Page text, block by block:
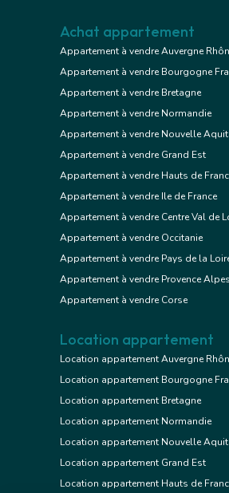
Achat appartement
Appartement à vendre Auvergne
Appartement à vendre Bourgogne
Appartement à vendre Bretagne
Appartement à vendre Normandie
Appartement à vendre Nouvelle
Appartement à vendre Grand Est
Appartement à vendre Hauts de
Appartement à vendre Ile de France
Appartement à vendre Centre Val de
Appartement à vendre Occitanie
Appartement à vendre Pays de la
Appartement à vendre Provence
Appartement à vendre Corse
Location appartement
Location appartement Auvergne
Location appartement Bourgogne
Location appartement Bretagne
Location appartement Normandie
Location appartement Nouvelle
Location appartement Grand Est
Location appartement Hauts de